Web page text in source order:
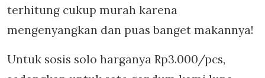
terhitung cukup murah karena
mengenyangkan dan puas banget makannya!
Untuk sosis solo harganya Rp3.000/pcs,